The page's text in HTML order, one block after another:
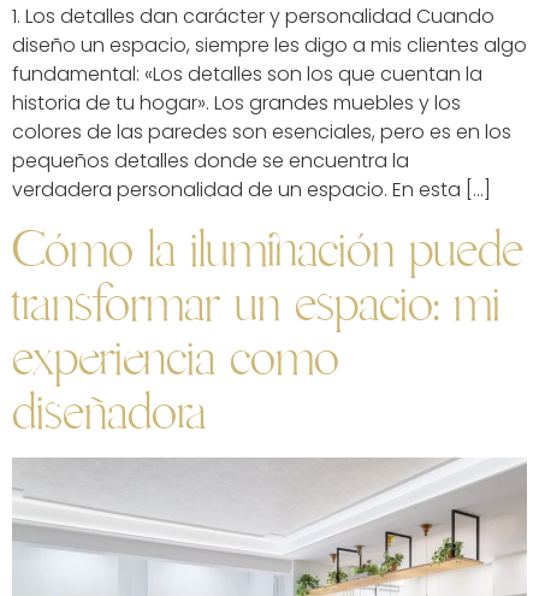
1. Los detalles dan carácter y personalidad Cuando
diseño un espacio, siempre les digo a mis clientes algo
fundamental: «Los detalles son los que cuentan la
historia de tu hogar». Los grandes muebles y los
colores de las paredes son esenciales, pero es en los
pequeños detalles donde se encuentra la
verdadera personalidad de un espacio. En esta […]
Cómo la iluminación puede
transformar un espacio: mi
experiencia como
diseñadora